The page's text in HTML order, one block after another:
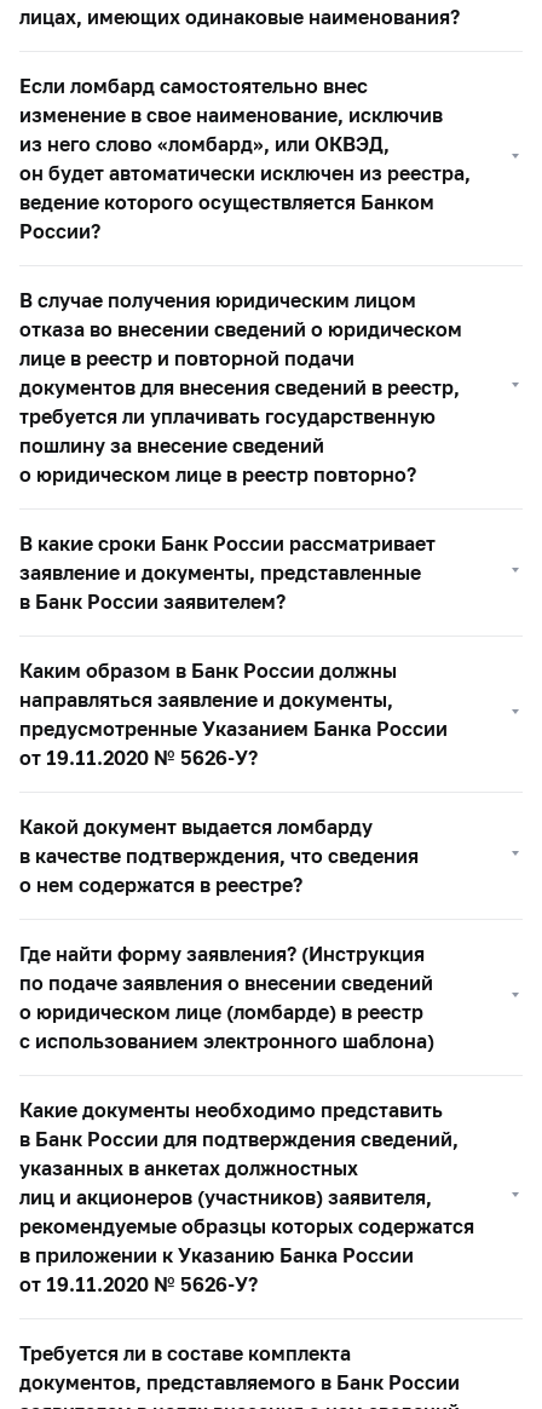
лицах, имеющих одинаковые наименования?
Если ломбард самостоятельно внес
изменение в свое наименование, исключив
из него слово «ломбард», или ОКВЭД,
он будет автоматически исключен из реестра,
ведение которого осуществляется Банком
России?
В случае получения юридическим лицом
отказа во внесении сведений о юридическом
лице в реестр и повторной подачи
документов для внесения сведений в реестр,
требуется ли уплачивать государственную
пошлину за внесение сведений
о юридическом лице в реестр повторно?
В какие сроки Банк России рассматривает
заявление и документы, представленные
в Банк России заявителем?
Каким образом в Банк России должны
направляться заявление и документы,
предусмотренные Указанием Банка России
от 19.11.2020 № 5626-У?
Какой документ выдается ломбарду
в качестве подтверждения, что сведения
о нем содержатся в реестре?
Где найти форму заявления? (Инструкция
по подаче заявления о внесении сведений
о юридическом лице (ломбарде) в реестр
с использованием электронного шаблона)
Какие документы необходимо представить
в Банк России для подтверждения сведений,
указанных в анкетах должностных
лиц и акционеров (участников) заявителя,
рекомендуемые образцы которых содержатся
в приложении к Указанию Банка России
от 19.11.2020 № 5626-У?
Требуется ли в составе комплекта
документов, представляемого в Банк России